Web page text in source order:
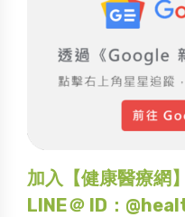
加入【健康醫療網
LINE＠ ID：